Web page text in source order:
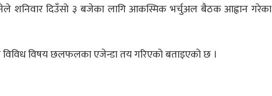
शनिवार दिउँसो ३ बजेका लागि आकस्मिक भर्चुअल बैठक आह्वान गरेका
विविध विषय छलफलका एजेन्डा तय गरिएको बताइएको छ ।